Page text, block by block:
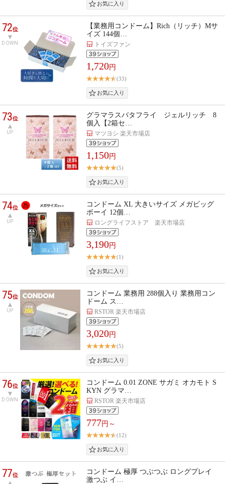
72位
DOWN
【業務用コンドーム】Rich（リッチ）Mサ
イズ 144個…
トイズファン
1,720円
(33)
73位
UP
グラマラスバタフライ ジェルリッチ 8
個入【2箱セ…
マツヨシ 楽天市場店
1,150円
(5)
74位
UP
コンドーム XL 大きいサイズ メガビッグ
ボーイ 12個…
ロングライフストア 楽天市場店
3,190円
(1)
75位
UP
コンドーム 業務用 288個入り 業務用コン
ドーム ス…
RSTOR 楽天市場店
3,020円
(5)
76位
DOWN
コンドーム 0.01 ZONE サガミ オカモト S
KYN グラマ…
RSTOR 楽天市場店
777円～
(12)
77位
コンドーム 極厚 つぶつぶ ロングプレイ
激つぶ イ…